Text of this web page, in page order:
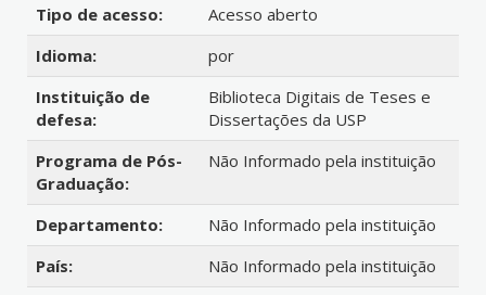
Tipo de acesso:
Acesso aberto
Idioma:
por
Instituição de
defesa:
Biblioteca Digitais de Teses e
Dissertações da USP
Programa de Pós-
Graduação:
Não Informado pela instituição
Departamento:
Não Informado pela instituição
País:
Não Informado pela instituição